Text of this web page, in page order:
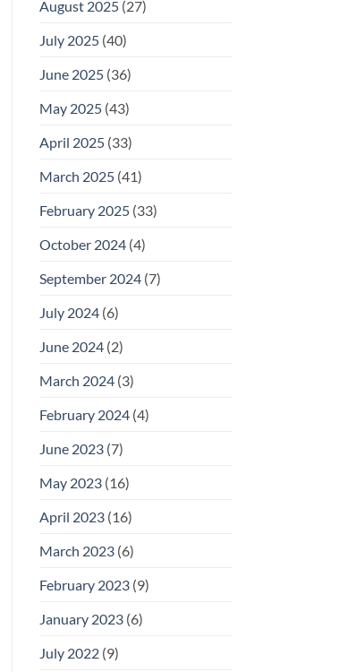
August 2025(27)
July 2025(40)
June 2025(36)
May 2025(43)
April 2025(33)
March 2025(41)
February 2025(33)
October 2024(4)
September 2024(7)
July 2024(6)
June 2024(2)
March 2024(3)
February 2024(4)
June 2023(7)
May 2023(16)
April 2023(16)
March 2023(6)
February 2023(9)
January 2023(6)
July 2022(9)